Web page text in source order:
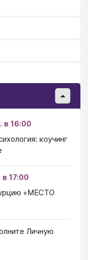
в 16:00
коучинг
17:00
«МЕСТО
Личную